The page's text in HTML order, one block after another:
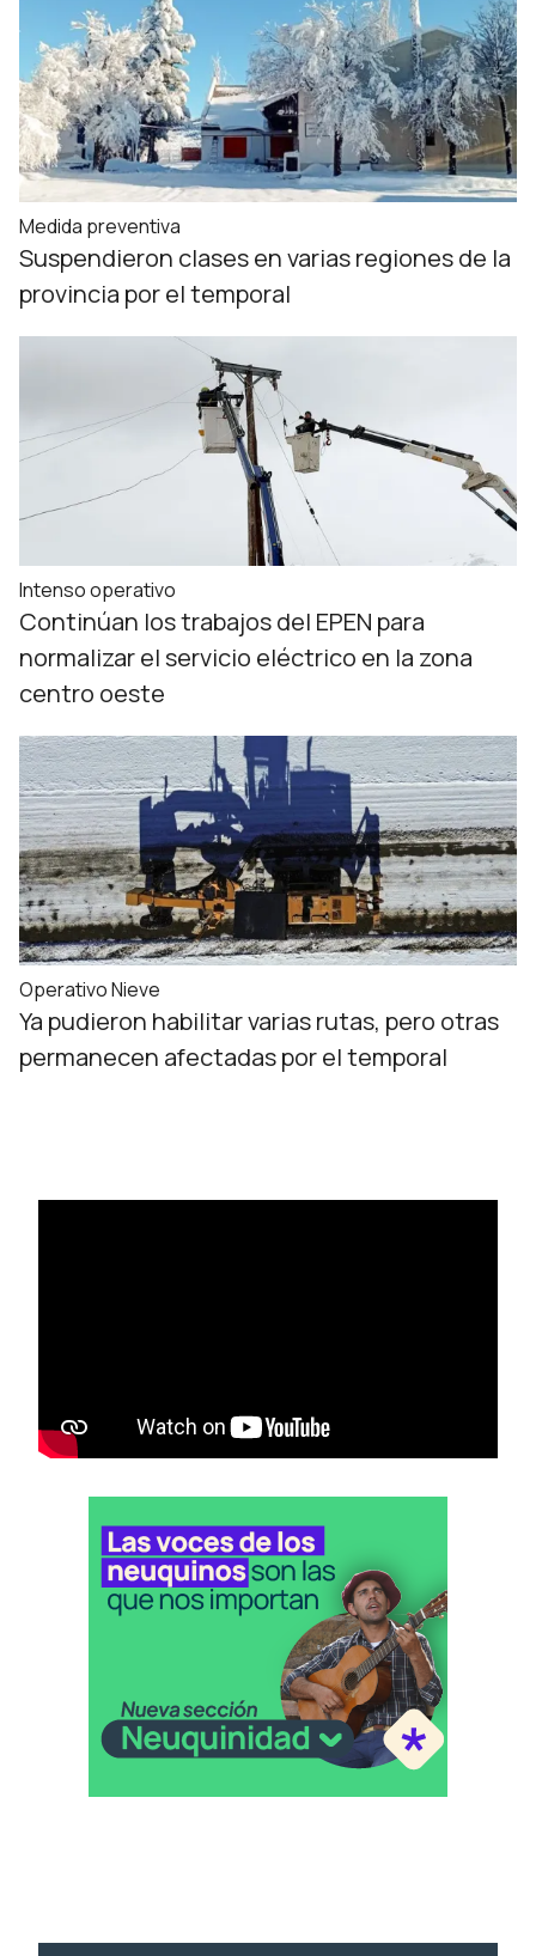
Medida preventiva
Suspendieron clases en varias regiones de la
provincia por el temporal
Intenso operativo
Continúan los trabajos del EPEN para
normalizar el servicio eléctrico en la zona
centro oeste
Operativo Nieve
Ya pudieron habilitar varias rutas, pero otras
permanecen afectadas por el temporal